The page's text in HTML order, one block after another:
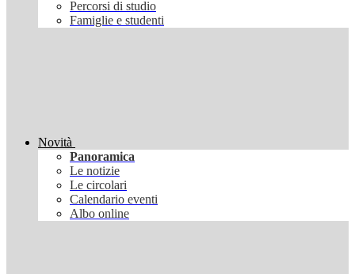
Percorsi di studio
Famiglie e studenti
Novità
Panoramica
Le notizie
Le circolari
Calendario eventi
Albo online